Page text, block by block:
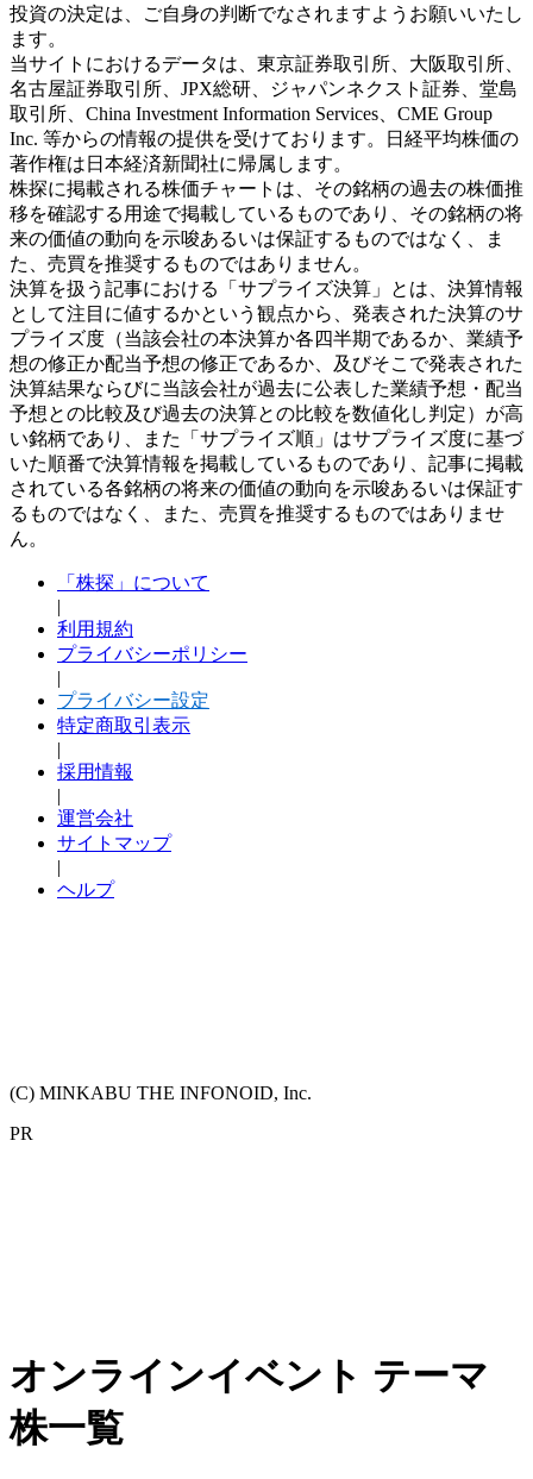
投資の決定は、ご自身の判断でなされますようお願いいたし
ます。
当サイトにおけるデータは、東京証券取引所、大阪取引所、
名古屋証券取引所、JPX総研、ジャパンネクスト証券、堂島
取引所、China Investment Information Services、CME Group
Inc. 等からの情報の提供を受けております。日経平均株価の
著作権は日本経済新聞社に帰属します。
株探に掲載される株価チャートは、その銘柄の過去の株価推
移を確認する用途で掲載しているものであり、その銘柄の将
来の価値の動向を示唆あるいは保証するものではなく、ま
た、売買を推奨するものではありません。
決算を扱う記事における「サプライズ決算」とは、決算情報
として注目に値するかという観点から、発表された決算のサ
プライズ度（当該会社の本決算か各四半期であるか、業績予
想の修正か配当予想の修正であるか、及びそこで発表された
決算結果ならびに当該会社が過去に公表した業績予想・配当
予想との比較及び過去の決算との比較を数値化し判定）が高
い銘柄であり、また「サプライズ順」はサプライズ度に基づ
いた順番で決算情報を掲載しているものであり、記事に掲載
されている各銘柄の将来の価値の動向を示唆あるいは保証す
るものではなく、また、売買を推奨するものではありませ
ん。
「株探」について
|
利用規約
プライバシーポリシー
|
プライバシー設定
特定商取引表示
|
採用情報
|
運営会社
サイトマップ
|
ヘルプ
(C) MINKABU THE INFONOID, Inc.
PR
オンラインイベント テーマ
株一覧